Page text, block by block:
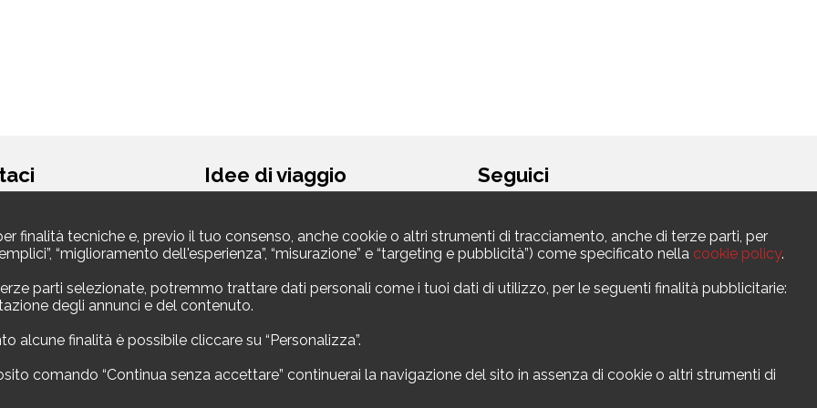
spa
8
11305210012
Idee di viaggio
Vacanza in montagna
Viaggi economici
Vacanze per famiglie
Vacanza da soli
Weekend
Link utili
Contatti
Seguici
finalità tecniche e, previo il tuo consenso, anche cookie o altri strumenti di tracciamento, anche di terze parti, per
“miglioramento dell'esperienza”, “misurazione” e “targeting e pubblicità”) come specificato nella cookie policy.
parti selezionate, potremmo trattare dati personali come i tuoi dati di utilizzo, per le seguenti finalità pubblicitarie:
degli annunci e del contenuto.
alcune finalità è possibile cliccare su “Personalizza”.
comando “Continua senza accettare” continuerai la navigazione del sito in assenza di cookie o altri strumenti di